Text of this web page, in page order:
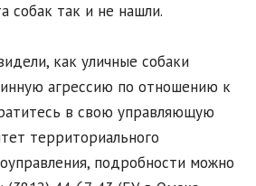
собак так и не нашли.
как уличные собаки
агрессию по отношению к
в свою управляющую
территориального
подробности можно